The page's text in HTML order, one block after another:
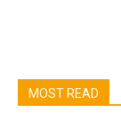
MOST READ